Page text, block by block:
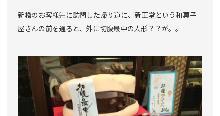
新橋のお客様先に訪問した帰り道に、新正堂という和菓子
屋さんの前を通ると、外に切腹最中の人形？？が。。